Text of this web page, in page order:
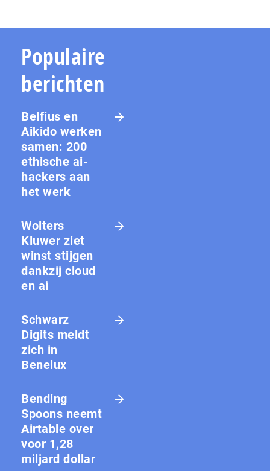
Populaire
berichten
Belfius en
Aikido werken
samen: 200
ethische ai-
hackers aan
het werk
Wolters
Kluwer ziet
winst stijgen
dankzij cloud
en ai
Schwarz
Digits meldt
zich in
Benelux
Bending
Spoons neemt
Airtable over
voor 1,28
miljard dollar